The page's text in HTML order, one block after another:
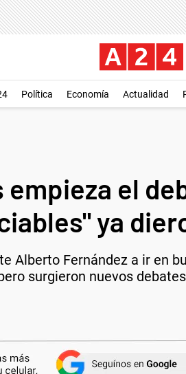
Política Economía Actualidad
el
ya
Alberto Fernández a ir en
surgieron nuevos